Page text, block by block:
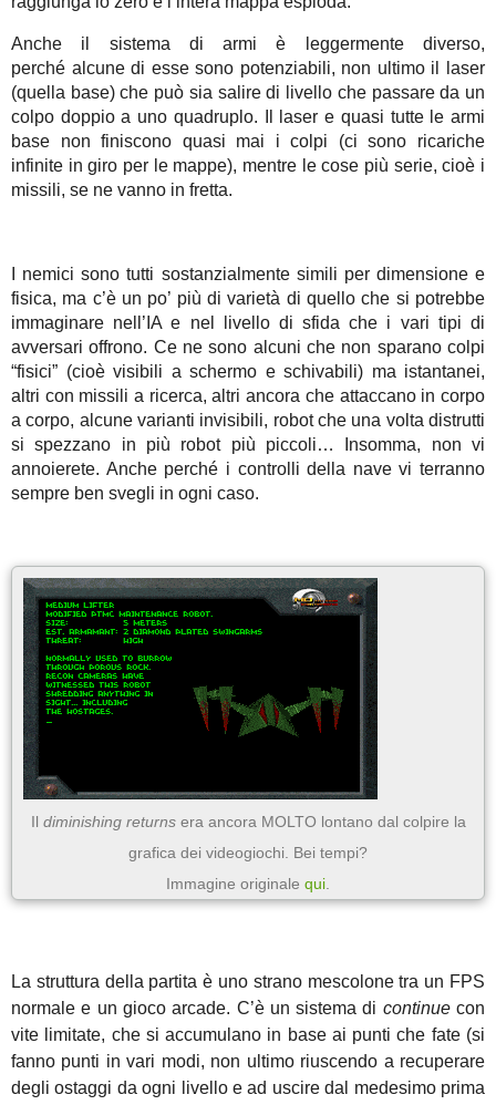
Anche il sistema di armi è leggermente diverso,
perché alcune di esse sono potenziabili, non ultimo il laser
(quella base) che può sia salire di livello che passare da un
colpo doppio a uno quadruplo. Il laser e quasi tutte le armi
base non finiscono quasi mai i colpi (ci sono ricariche
infinite in giro per le mappe), mentre le cose più serie, cioè i
missili, se ne vanno in fretta.
I nemici sono tutti sostanzialmente simili per dimensione e
fisica, ma c’è un po’ più di varietà di quello che si potrebbe
immaginare nell’IA e nel livello di sfida che i vari tipi di
avversari offrono. Ce ne sono alcuni che non sparano colpi
“fisici” (cioè visibili a schermo e schivabili) ma istantanei,
altri con missili a ricerca, altri ancora che attaccano in corpo
a corpo, alcune varianti invisibili, robot che una volta distrutti
si spezzano in più robot più piccoli… Insomma, non vi
annoierete. Anche perché i controlli della nave vi terranno
sempre ben svegli in ogni caso.
Il diminishing returnsera ancora MOLTO lontano dal colpire la
grafica dei videogiochi. Bei tempi?
Immagine originale qui
La struttura della partita è uno strano mescolone tra un FPS
normale e un gioco arcade. C’è un sistema di continuecon
vite limitate, che si accumulano in base ai punti che fate (si
fanno punti in vari modi, non ultimo riuscendo a recuperare
degli ostaggi da ogni livello e ad uscire dal medesimo prima